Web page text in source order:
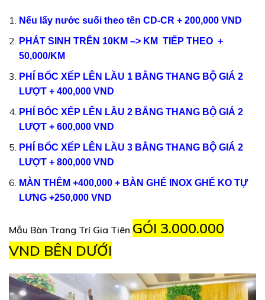
Nếu lấy nước suối theo tên CD-CR + 200,000 VND
PHÁT SINH TRÊN 10KM –> KM TIẾP THEO +
50,000/KM
PHÍ BỐC XẾP LÊN LẦU 1 BẰNG THANG BỘ GIÁ 2
LƯỢT + 400,000 VND
PHÍ BỐC XẾP LÊN LẦU 2 BẰNG THANG BỘ GIÁ 2
LƯỢT + 600,000 VND
PHÍ BỐC XẾP LÊN LẦU 3 BẰNG THANG BỘ GIÁ 2
LƯỢT + 800,000 VND
MÀN THÊM +400,000 + BÀN GHẾ INOX GHẾ KO TỰ
LƯNG +250,000 VND
Mẫu Bàn Trang Trí Gia Tiên GÓI 3.000.000
VND BÊN DƯỚI